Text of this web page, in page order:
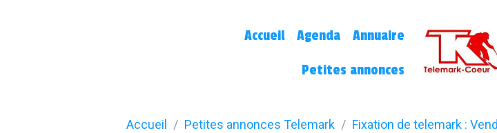
Accueil Agenda Annuaire
Petites annonces
Accueil Petites annonces Telemark Fixation de telemark :